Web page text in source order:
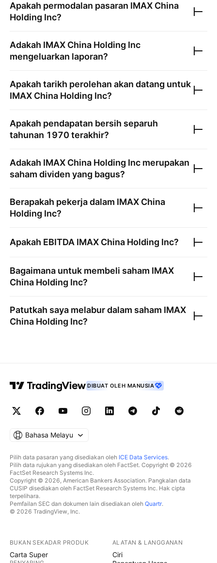
Apakah permodalan pasaran IMAX China
Holding Inc?
Adakah IMAX China Holding Inc
mengeluarkan laporan?
Apakah tarikh perolehan akan datang untuk
IMAX China Holding Inc?
Apakah pendapatan bersih separuh
tahunan 1970 terakhir?
Adakah IMAX China Holding Inc merupakan
saham dividen yang bagus?
Berapakah pekerja dalam IMAX China
Holding Inc?
Apakah EBITDA IMAX China Holding Inc?
Bagaimana untuk membeli saham IMAX
China Holding Inc?
Patutkah saya melabur dalam saham IMAX
China Holding Inc?
DIBUAT OLEH MANUSIA
Bahasa Melayu
Pilih data pasaran yang disediakan oleh ICE Data Services.
Pilih data rujukan yang disediakan oleh FactSet. Copyright © 2026
FactSet Research Systems Inc.
Copyright © 2026, American Bankers Association. Pangkalan data
CUSIP disediakan oleh FactSet Research Systems Inc. Hak cipta
terpelihara.
Pemfailan SEC dan dokumen lain disediakan oleh Quartr.
© 2026 TradingView, Inc.
BUKAN SEKADAR PRODUK
Carta Super
ALATAN & LANGGANAN
Ciri